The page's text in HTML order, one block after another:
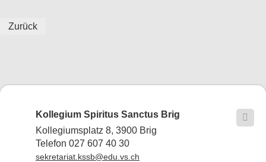
Zurück
Kollegium Spiritus Sanctus Brig
Kollegiumsplatz 8, 3900 Brig
Telefon 027 607 40 30
sekretariat.kssb@edu.vs.ch
